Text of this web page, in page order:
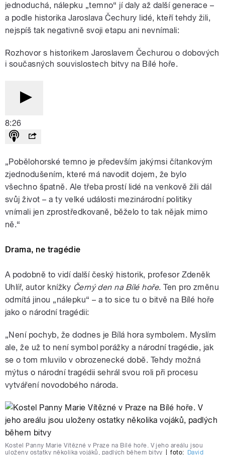
jednoduchá, nálepku „temno“ jí daly až další generace –
a podle historika Jaroslava Čechury lidé, kteří tehdy žili,
nejspíš tak negativně svoji etapu ani nevnímali:
Rozhovor s historikem Jaroslavem Čechurou o dobových
i současných souvislostech bitvy na Bílé hoře.
8:26
„Pobělohorské temno je především jakýmsi čítankovým
zjednodušením, které má navodit dojem, že bylo
všechno špatně. Ale třeba prostí lidé na venkově žili dál
svůj život – a ty velké události mezinárodní politiky
vnímali jen zprostředkovaně, běželo to tak nějak mimo
ně.“
Drama, ne tragédie
A podobně to vidí další český historik, profesor Zdeněk
Uhlíř, autor knížky Černý den na Bílé hoře. Ten pro změnu
odmítá jinou „nálepku“ – a to sice tu o bitvě na Bílé hoře
jako o národní tragédii:
„Není pochyb, že dodnes je Bílá hora symbolem. Myslím
ale, že už to není symbol porážky a národní tragédie, jak
se o tom mluvilo v obrozenecké době. Tehdy možná
mýtus o národní tragédii sehrál svou roli při procesu
vytváření novodobého národa.
Kostel Panny Marie Vítězné v Praze na Bílé hoře. V jeho areálu jsou
uloženy ostatky několika vojáků, padlých během bitvy
foto:
David